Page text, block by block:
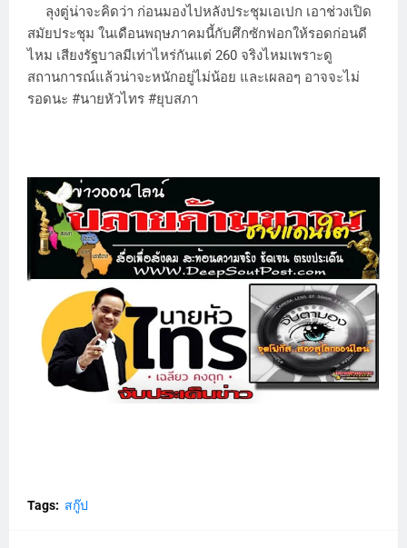
ลุงตู่น่าจะคิดว่า ก่อนมองไปหลังประชุมเอเปก เอาช่วงเปิด
สมัยประชุม ในเดือนพฤษภาคมนี้กับศึกซักฟอกให้รอดก่อนดี
ไหม เสียงรัฐบาลมีเท่าไหร่กันแต่ 260 จริงไหมเพราะดู
สถานการณ์แล้วน่าจะหนักอยู่ไม่น้อย และเผลอๆ อาจจะไม่
รอดนะ #นายหัวไทร #ยุบสภา
Tags: สกู๊ป